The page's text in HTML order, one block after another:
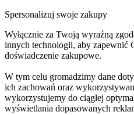
Spersonalizuj swoje zakupy
Wyłącznie za Twoją wyraźną
innych technologii, aby zapewnić
doświadczenie zakupowe.
W tym celu gromadzimy dane
ich zachowań oraz
wykorzystujemy do ciągłej
wyświetlania dopasowanych